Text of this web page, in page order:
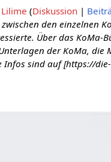
Lilime Diskussion
den einzelnen
Über das KoMa-
der KoMa,
Infos sind auf [https://